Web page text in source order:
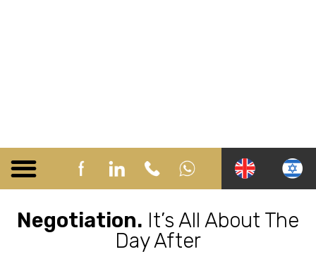
Negotiation. It’s All About The
Day After